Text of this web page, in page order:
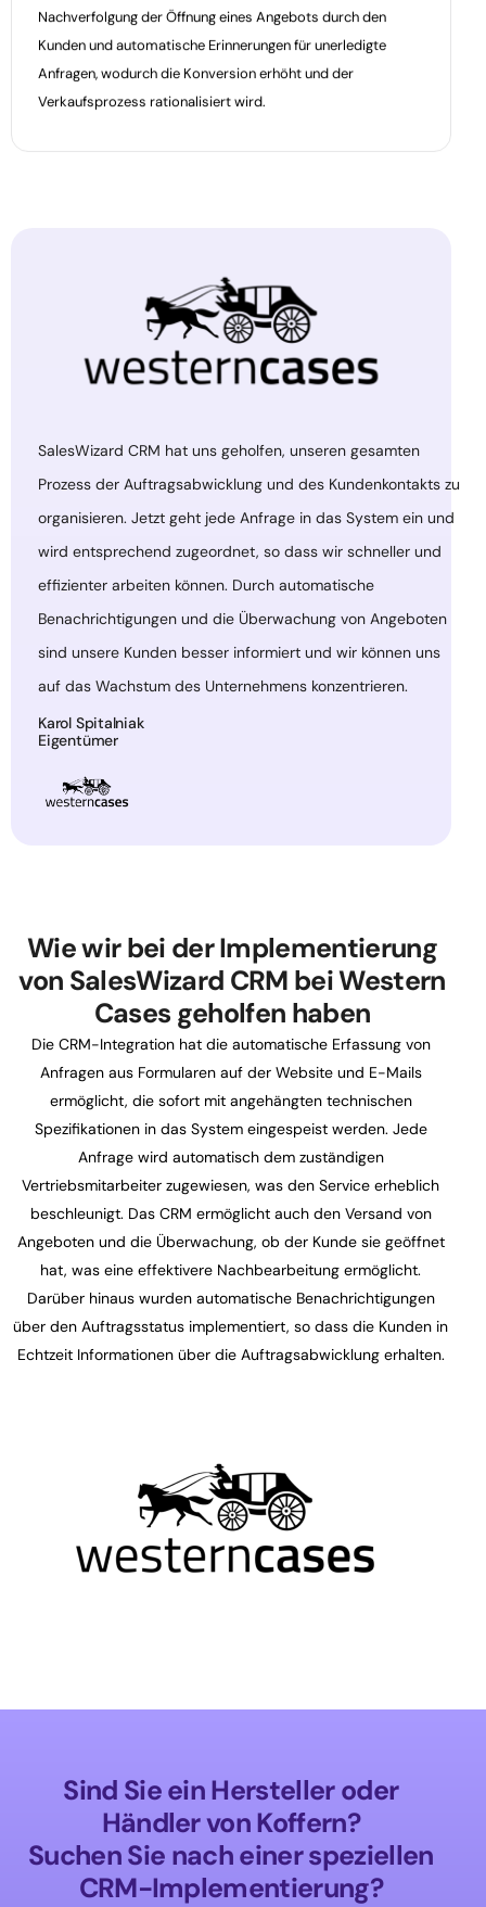
Nachverfolgung der Öffnung eines Angebots durch den
Kunden und automatische Erinnerungen für unerledigte
Anfragen, wodurch die Konversion erhöht und der
Verkaufsprozess rationalisiert wird.
SalesWizard CRM hat uns geholfen, unseren gesamten
Prozess der Auftragsabwicklung und des Kundenkontakts zu
organisieren. Jetzt geht jede Anfrage in das System ein und
wird entsprechend zugeordnet, so dass wir schneller und
effizienter arbeiten können. Durch automatische
Benachrichtigungen und die Überwachung von Angeboten
sind unsere Kunden besser informiert und wir können uns
auf das Wachstum des Unternehmens konzentrieren.
Karol Spitalniak
Eigentümer
Wie wir bei der Implementierung
von SalesWizard CRM bei Western
Cases geholfen haben
Die CRM-Integration hat die automatische Erfassung von
Anfragen aus Formularen auf der Website und E-Mails
ermöglicht, die sofort mit angehängten technischen
Spezifikationen in das System eingespeist werden. Jede
Anfrage wird automatisch dem zuständigen
Vertriebsmitarbeiter zugewiesen, was den Service erheblich
beschleunigt. Das CRM ermöglicht auch den Versand von
Angeboten und die Überwachung, ob der Kunde sie geöffnet
hat, was eine effektivere Nachbearbeitung ermöglicht.
Darüber hinaus wurden automatische Benachrichtigungen
über den Auftragsstatus implementiert, so dass die Kunden in
Echtzeit Informationen über die Auftragsabwicklung erhalten.
Sind Sie ein Hersteller oder
Händler von Koffern?
Suchen Sie nach einer speziellen
CRM-Implementierung?